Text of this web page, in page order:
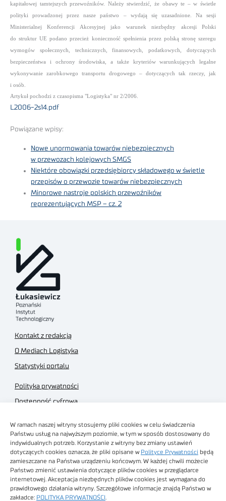
W ramach naszej witryny stosujemy pliki cookies w celu świadczenia
Państwu usług na najwyższym poziomie, w tym w sposób dostosowany do
indywidualnych potrzeb. Korzystanie z witryny bez zmiany ustawień
dotyczących cookies oznacza, że pliki opisane w Polityce Prywatności będą
zamieszczane na Państwa urządzeniu końcowym. W każdej chwili możecie
Państwo zmienić ustawienia dotyczące plików cookies w przeglądarce
internetowej. Akceptacja niezbędnych plików cookies jest wymagana do
prawidłowego działania witryny. Szczegółowe informacje znajdą Państwo w
zakładce: POLITYKA PRYWATNOŚCI
kapitałowej tamtejszych przewoźników. Należy stwierdzić, że obawy te –w świetle
polityki prowadzonej przez nasze państwo – wydają się uzasadnione. Na sesji
Ministerialnej Konferencji Akcesyjnej jako warunek niezbędny akcesji Polski
do struktur UE podano przecież konieczność spełnienia przez polską stronę szeregu
wymogów społecznych, technicznych, finansowych, podatkowych, dotyczących
bezpieczeństwa i ochrony środowiska, a także kryteriów warunkujących legalne
wykonywanie zarobkowego transportu drogowego – dotyczących tak rzeczy, jak
i osób.
Artykuł pochodzi z czasopisma "Logistyka" nr 2/2006.
L2006-2s14.pdf
Powiązane wpisy:
Nowe unormowania towarów niebezpiecznych
w przewozach kolejowych SMGS
Niektóre obowiązki przedsiębiorcy składowego w świetle
przepisów o przewozie towarów niebezpiecznych
Minorowe nastroje polskich przewoźników
reprezentujących MSP – cz. 2
Kontakt z redakcją
O Mediach Logistyka
Statystyki portalu
Polityka prywatności
Dostępność cyfrowa
Regulamin sklepu
Obrazy stockowe
autorstwa